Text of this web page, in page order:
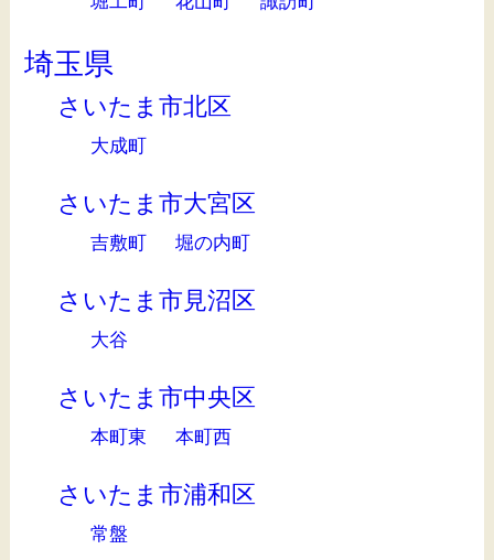
埼玉県
さいたま市北区
大成町
さいたま市大宮区
吉敷町 堀の内町
さいたま市見沼区
大谷
さいたま市中央区
本町東 本町西
さいたま市浦和区
常盤